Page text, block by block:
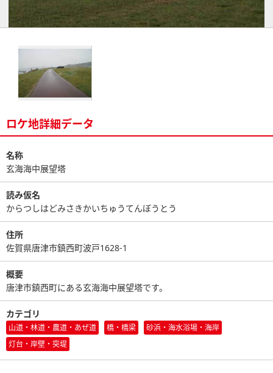
ロケ地詳細データ
名称
玄海海中展望塔
読み仮名
からつしはどみさきかいちゅうてんぼうとう
住所
佐賀県唐津市鎮西町波戸1628-1
概要
唐津市鎮西町にある玄海海中展望塔です。
カテゴリ
山道・林道・農道・あぜ道 橋・橋梁
砂浜・海水浴場・海岸
灯台・岸壁・突堤